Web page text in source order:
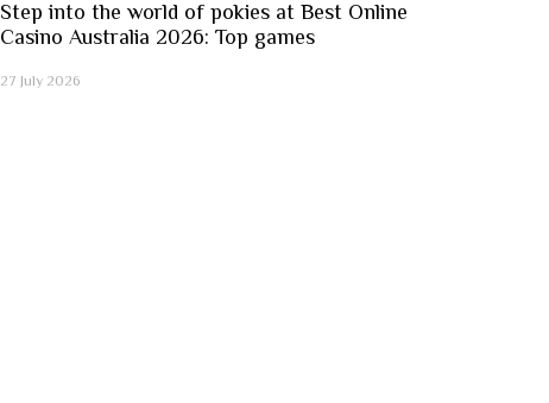
Step into the world of pokies at Best Online
Casino Australia 2026: Top games
27 July 2026